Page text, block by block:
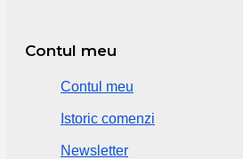
Contul meu
Contul meu
Istoric comenzi
Newsletter